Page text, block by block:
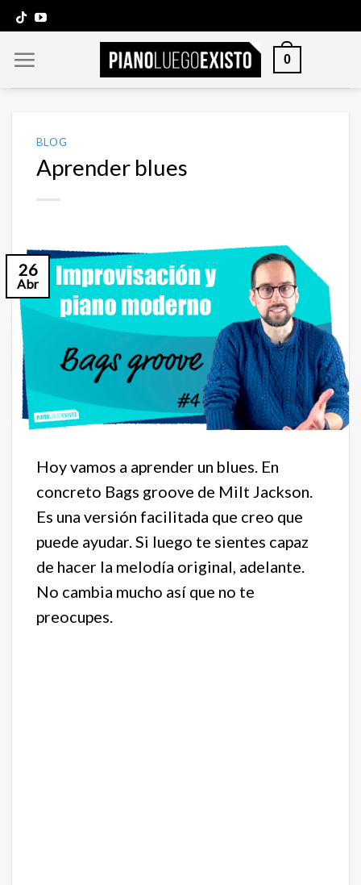
Saltar
al
contenido
0
BLOG
Aprender blues
26
Abr
Hoy vamos a aprender un blues. En
concreto Bags groove de Milt Jackson.
Es una versión facilitada que creo que
puede ayudar. Si luego te sientes capaz
de hacer la melodía original, adelante.
No cambia mucho así que no te
preocupes.